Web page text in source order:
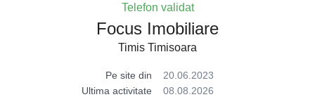
Telefon validat
Focus Imobiliare
Timis Timisoara
Pe site din
20.06.2023
Ultima activitate
08.08.2026